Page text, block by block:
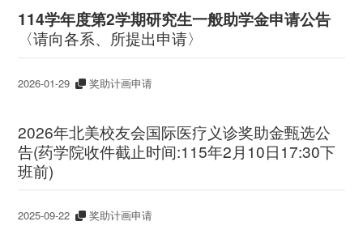
114学年度第2学期研究生一般助学金申请公告
〈请向各系、所提出申请〉
2026-01-29 奖助计画申请
2026年北美校友会国际医疗义诊奖助金甄选公
告(药学院收件截止时间:115年2月10日17:30下
班前)
2025-09-22 奖助计画申请